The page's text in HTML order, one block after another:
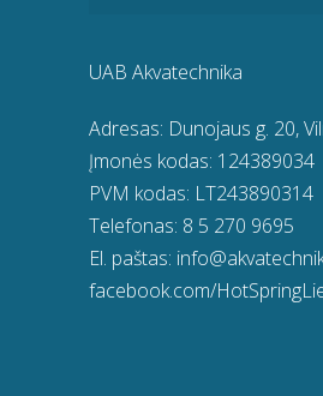
UAB Akvatechnika
Adresas: Dunojaus g. 20,
Įmonės kodas: 124389034
PVM kodas: LT243890314
Telefonas: 8 5 270 9695
El. paštas:
facebook.com/